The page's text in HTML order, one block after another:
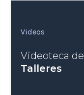
Videos
Videoteca de
Talleres